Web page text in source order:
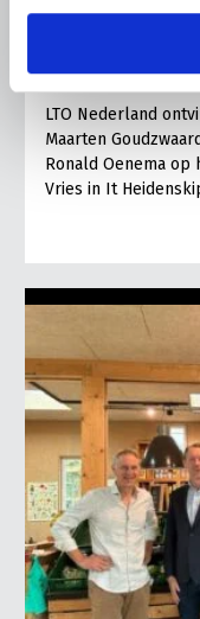
Kamerlid
bezoekt
Súdwest-
LTO Nederland
Maarten
Ronald Oenema
Vries in It